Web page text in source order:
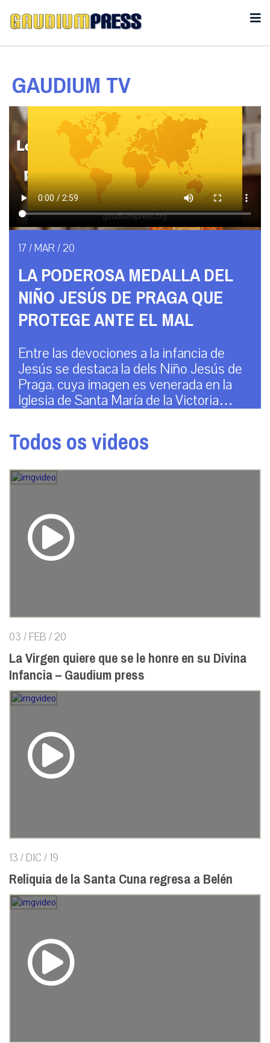
GAUDIUM TV
17 / MAR / 20
LA PODEROSA MEDALLA DEL
NIÑO JESÚS DE PRAGA QUE
PROTEGE ANTE EL MAL
Entre las devociones a la infancia de
Jesús se destaca la dels Niño Jesús de
Praga, cuya imagen es venerada en la
Iglesia de Santa María de la Victoria…
Todos os videos
03 / FEB / 20
La Virgen quiere que se le honre en su Divina
Infancia – Gaudium press
13 / DIC / 19
Reliquia de la Santa Cuna regresa a Belén